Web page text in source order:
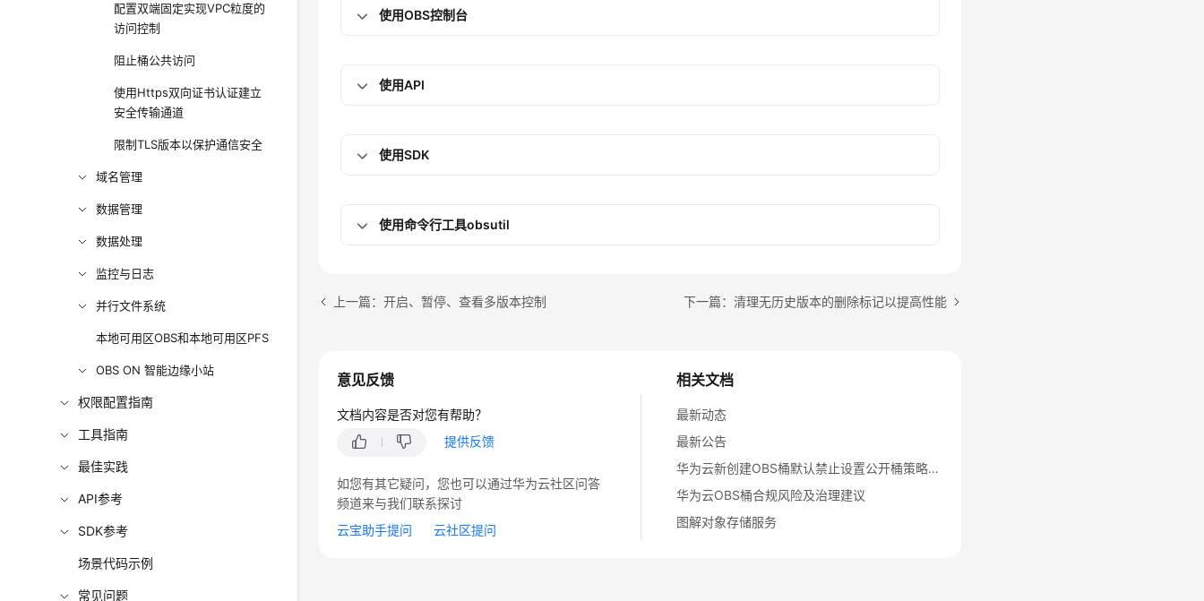
配置双端固定实现VPC粒度的
访问控制
阻止桶公共访问
使用Https双向证书认证建立
安全传输通道
限制TLS版本以保护通信安全
域名管理
数据管理
数据处理
监控与日志
并行文件系统
本地可用区OBS和本地可用区PFS
OBS ON 智能边缘小站
权限配置指南
工具指南
最佳实践
API参考
SDK参考
场景代码示例
常见问题
使用OBS控制台
使用API
使用SDK
使用命令行工具obsutil
上一篇：开启、暂停、查看多版本控制 下一篇：清理无历史版本的删除标记以提高性能
相关文档
最新动态
最新公告
华为云新创建OBS桶默认禁止设置公开桶策略与公开ACL功能通知
华为云OBS桶合规风险及治理建议
图解对象存储服务
意见反馈
文档内容是否对您有帮助？
提供反馈
如您有其它疑问，您也可以通过华为云社区问答
频道来与我们联系探讨
云宝助手提问
云社区提问